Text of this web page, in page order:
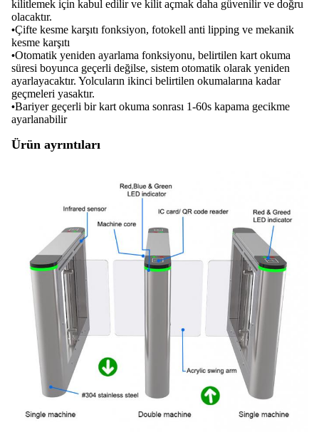
kilitlemek için kabul edilir ve kilit açmak daha güvenilir ve doğru
olacaktır.
•Çifte kesme karşıtı fonksiyon, fotokell anti lipping ve mekanik
kesme karşıtı
•Otomatik yeniden ayarlama fonksiyonu, belirtilen kart okuma
süresi boyunca geçerli değilse, sistem otomatik olarak yeniden
ayarlayacaktır. Yolcuların ikinci belirtilen okumalarına kadar
geçmeleri yasaktır.
•Bariyer geçerli bir kart okuma sonrası 1-60s kapama gecikme
ayarlanabilir
Ürün ayrıntıları